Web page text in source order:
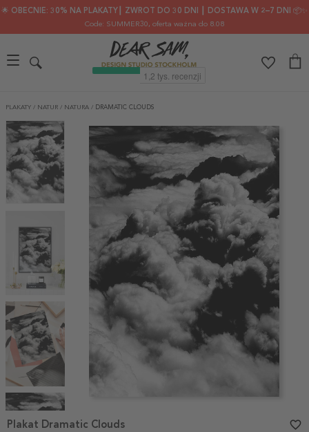
🌟 OBECNIE: 30% NA PLAKATY┃ ZWROT DO 30 DNI ┃ DOSTAWA W 2–7 DNI 📦✨
Code: SUMMER30, oferta ważna do 8.08
PLAKATY / NATUR / NATURA / DRAMATIC CLOUDS
Item
1
Plakat Dramatic Clouds favorite_border